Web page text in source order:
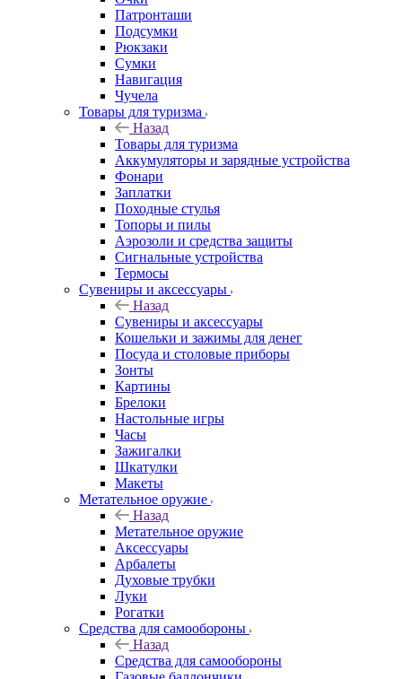
Патронташи
Подсумки
Рюкзаки
Сумки
Навигация
Чучела
Товары для туризма
Назад
Товары для туризма
Аккумуляторы и зарядные устройства
Фонари
Заплатки
Походные стулья
Топоры и пилы
Аэрозоли и средства защиты
Сигнальные устройства
Термосы
Сувениры и аксессуары
Назад
Сувениры и аксессуары
Кошельки и зажимы для денег
Посуда и столовые приборы
Зонты
Картины
Брелоки
Настольные игры
Часы
Зажигалки
Шкатулки
Макеты
Метательное оружие
Назад
Метательное оружие
Аксессуары
Арбалеты
Духовые трубки
Луки
Рогатки
Средства для самообороны
Назад
Средства для самообороны